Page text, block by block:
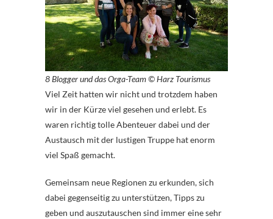
8 Blogger und das Orga-Team © Harz Tourismus
Viel Zeit hatten wir nicht und trotzdem haben
wir in der Kürze viel gesehen und erlebt. Es
waren richtig tolle Abenteuer dabei und der
Austausch mit der lustigen Truppe hat enorm
viel Spaß gemacht.
Gemeinsam neue Regionen zu erkunden, sich
dabei gegenseitig zu unterstützen, Tipps zu
geben und auszutauschen sind immer eine sehr